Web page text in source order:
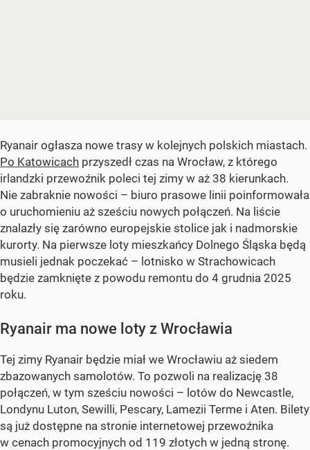
Ryanair ogłasza nowe trasy w kolejnych polskich miastach.
Po Katowicach przyszedł czas na Wrocław, z którego
irlandzki przewoźnik poleci tej zimy w aż 38 kierunkach.
Nie zabraknie nowości – biuro prasowe linii poinformowała
o uruchomieniu aż sześciu nowych połączeń. Na liście
znalazły się zarówno europejskie stolice jak i nadmorskie
kurorty. Na pierwsze loty mieszkańcy Dolnego Śląska będą
musieli jednak poczekać – lotnisko w Strachowicach
będzie zamknięte z powodu remontu do 4 grudnia 2025
roku.
Ryanair ma nowe loty z Wrocławia
Tej zimy Ryanair będzie miał we Wrocławiu aż siedem
zbazowanych samolotów. To pozwoli na realizację 38
połączeń, w tym sześciu nowości – lotów do Newcastle,
Londynu Luton, Sewilli, Pescary, Lamezii Terme i Aten. Bilety
są już dostępne na stronie internetowej przewoźnika
w cenach promocyjnych od 119 złotych w jedną stronę.